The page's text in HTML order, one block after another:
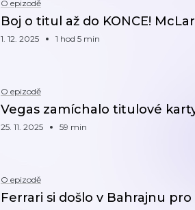
O epizodě
Boj o titul až do KONCE!
1. 12. 2025 1 hod 5 min
O epizodě
Vegas zamíchalo titulové
25. 11. 2025 59 min
O epizodě
Ferrari si došlo v Bahrajnu